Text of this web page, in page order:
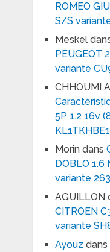
ROMEO
S/S
Meskel
PEUGEOT
variante
CHHOUMI
5P 1.2 16v
Morindans
DOBLO
variante
AGUILLON
CITROEN
variante
Ayouz dans